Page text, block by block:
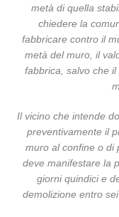
metà di quella
chiedere la
fabbricare contro il
metà del muro, il
fabbrica, salvo che
Il vicino che intende
preventivamente il
muro al confine o di
deve manifestare la
giorni quindici e
demolizione entro